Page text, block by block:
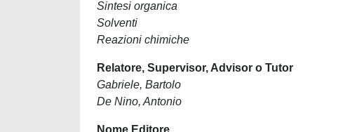
Sintesi organica
Solventi
Reazioni chimiche
Relatore, Supervisor, Advisor o Tutor
Gabriele, Bartolo
De Nino, Antonio
Nome Editore